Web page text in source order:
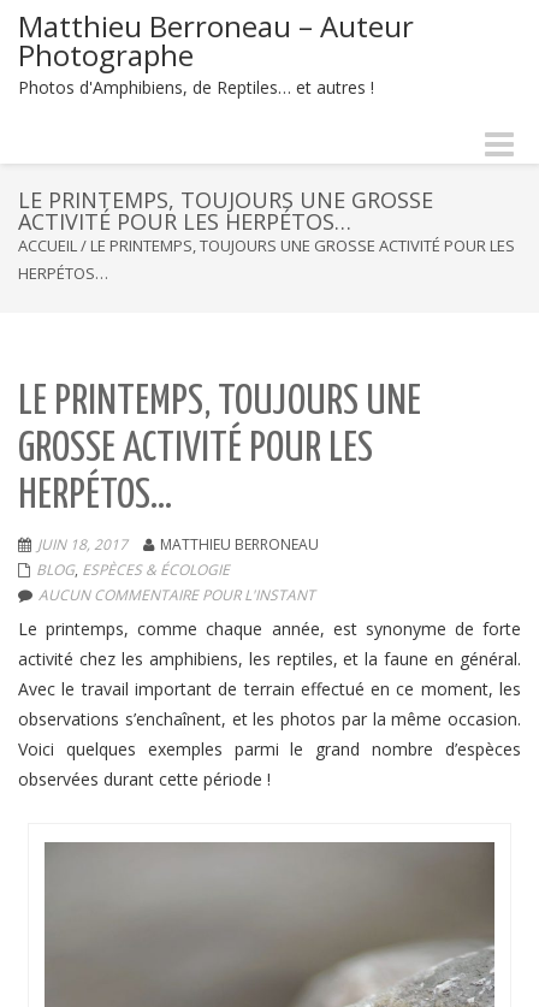
Matthieu Berroneau – Auteur
Photographe
Photos d'Amphibiens, de Reptiles… et autres !
-
LE PRINTEMPS, TOUJOURS UNE GROSSE
ACTIVITÉ POUR LES HERPÉTOS…
ACCUEIL/ LE PRINTEMPS, TOUJOURS UNE GROSSE ACTIVITÉ POUR LES
HERPÉTOS…
LE PRINTEMPS, TOUJOURS UNE
GROSSE ACTIVITÉ POUR LES
HERPÉTOS…
JUIN 18, 2017
MATTHIEU BERRONEAU
BLOG, ESPÈCES & ÉCOLOGIE
AUCUN COMMENTAIRE POUR L'INSTANT
Le printemps, comme chaque année, est synonyme de forte
activité chez les amphibiens, les reptiles, et la faune en général.
Avec le travail important de terrain effectué en ce moment, les
observations s’enchaînent, et les photos par la même occasion.
Voici quelques exemples parmi le grand nombre d’espèces
observées durant cette période !